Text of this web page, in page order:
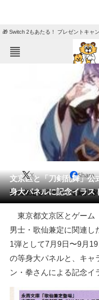
🎁 Switch 2もあたる！ プレゼントキャ
会員記事
メディア
注目記事を集めた総合ページ
ITの今と未来を見通す
スマホと通信の最新トレン
文京区と「刀剣乱舞」
身大パネルに記念イラス
X Share
歌仙兼定を代々伝える細川
東京都文京区とゲーム
男士・歌仙兼定に関連し
1弾として7月9日〜9月
の等身大パネルと、キャ
ン・拳さんによる記念イ